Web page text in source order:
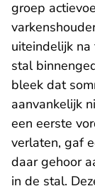
groep
uiteindelijk na
stal
bleek dat
aanvankelijk
een eerste
verlaten, gaf
daar gehoor
in de stal.